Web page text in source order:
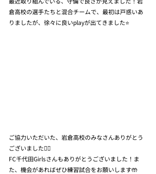
倉高校の選手たちと混合チームで、最初は戸惑いあ
りましたが、徐々に良いplayが出てきました⭐️
ご協力いただいた、岩倉高校のみなさんありがとう
ございました🙇‍♀️
FC千代田Girlsさんもありがとうございました！ま
た、機会があればぜひ練習試合をお願いします🤲